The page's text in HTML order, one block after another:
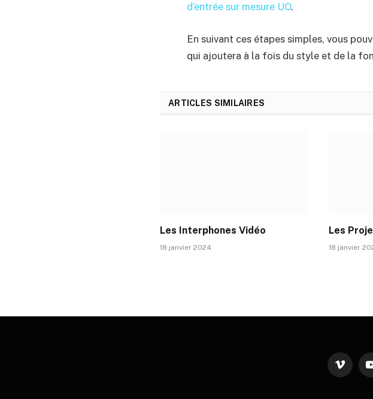
d’entrée sur mesure UO.
En suivant ces étapes simples, vous
qui ajoutera à la fois du style et de la
ARTICLES SIMILAIRES
Les Interphones Vidéo
18 janvier 2024
Les
18 janvier
Vimeo